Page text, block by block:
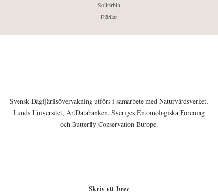
Solitärbin
Fjärilar
Svensk Dagfjärilsövervakning utförs i samarbete med Naturvårdsverket,
Lunds Universitet, ArtDatabanken, Sveriges Entomologiska Förening
och Butterfly Conservation Europe.
Skriv ett brev